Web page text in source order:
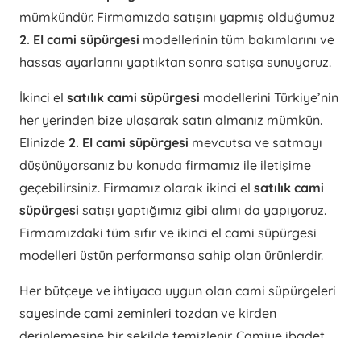
mümkündür. Firmamızda satışını yapmış olduğumuz
2. El cami süpürgesi modellerinin tüm bakımlarını ve
hassas ayarlarını yaptıktan sonra satışa sunuyoruz.
İkinci el satılık cami süpürgesi modellerini Türkiye’nin
her yerinden bize ulaşarak satın almanız mümkün.
Elinizde 2. El cami süpürgesi mevcutsa ve satmayı
düşünüyorsanız bu konuda firmamız ile iletişime
geçebilirsiniz. Firmamız olarak ikinci el satılık cami
süpürgesi satışı yaptığımız gibi alımı da yapıyoruz.
Firmamızdaki tüm sıfır ve ikinci el cami süpürgesi
modelleri üstün performansa sahip olan ürünlerdir.
Her bütçeye ve ihtiyaca uygun olan cami süpürgeleri
sayesinde cami zeminleri tozdan ve kirden